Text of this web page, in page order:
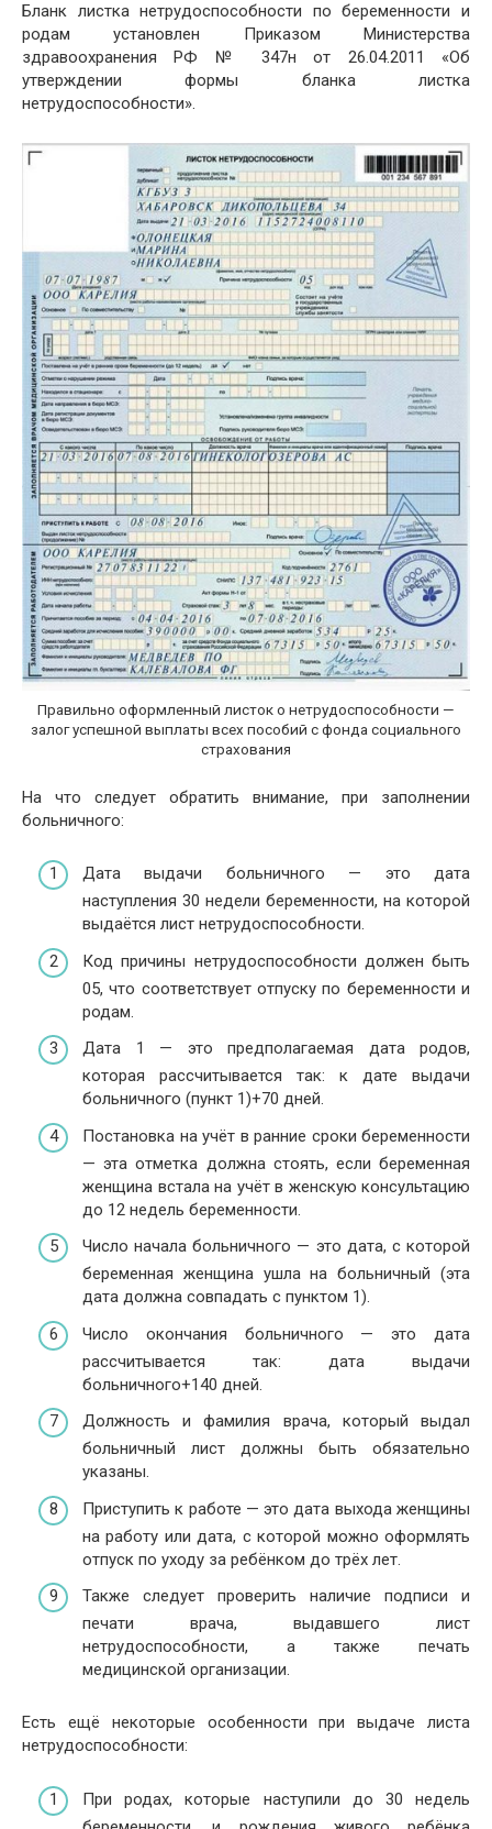
Бланк листка нетрудоспособности по беременности и
родам установлен Приказом Министерства
здравоохранения РФ № 347н от 26.04.2011 «Об
утверждении формы бланка листка
нетрудоспособности».
Правильно оформленный листок о нетрудоспособности —
залог успешной выплаты всех пособий с фонда социального
страхования
На что следует обратить внимание, при заполнении
больничного:
Дата выдачи больничного — это дата
наступления 30 недели беременности, на которой
выдаётся лист нетрудоспособности.
Код причины нетрудоспособности должен быть
05, что соответствует отпуску по беременности и
родам.
Дата 1 — это предполагаемая дата родов,
которая рассчитывается так: к дате выдачи
больничного (пункт 1)+70 дней.
Постановка на учёт в ранние сроки беременности
— эта отметка должна стоять, если беременная
женщина встала на учёт в женскую консультацию
до 12 недель беременности.
Число начала больничного — это дата, с которой
беременная женщина ушла на больничный (эта
дата должна совпадать с пунктом 1).
Число окончания больничного — это дата
рассчитывается так: дата выдачи
больничного+140 дней.
Должность и фамилия врача, который выдал
больничный лист должны быть обязательно
указаны.
Приступить к работе — это дата выхода женщины
на работу или дата, с которой можно оформлять
отпуск по уходу за ребёнком до трёх лет.
Также следует проверить наличие подписи и
печати врача, выдавшего лист
нетрудоспособности, а также печать
медицинской организации.
Есть ещё некоторые особенности при выдаче листа
нетрудоспособности:
При родах, которые наступили до 30 недель